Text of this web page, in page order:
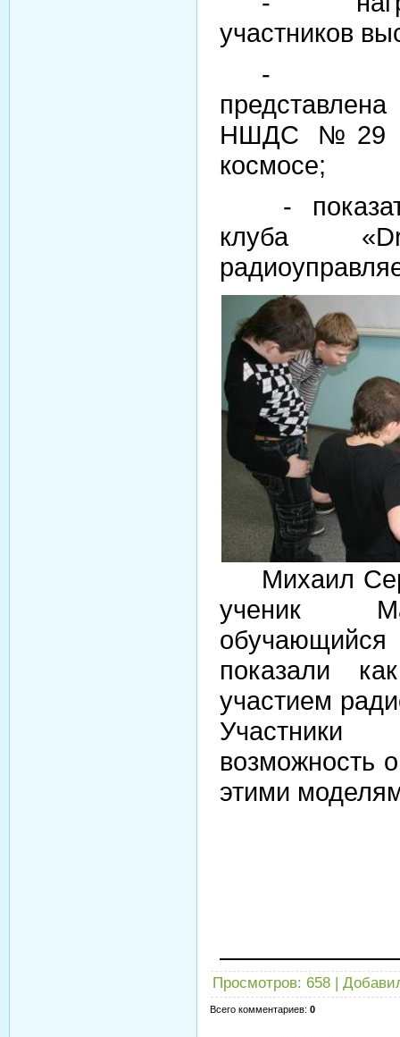
участников
-
НШДС №29
космосе;
-
клуба «
Михаил
ученик
показали
участием
возможность
этими
Просмотров: 658 |
Всего комментариев: 0